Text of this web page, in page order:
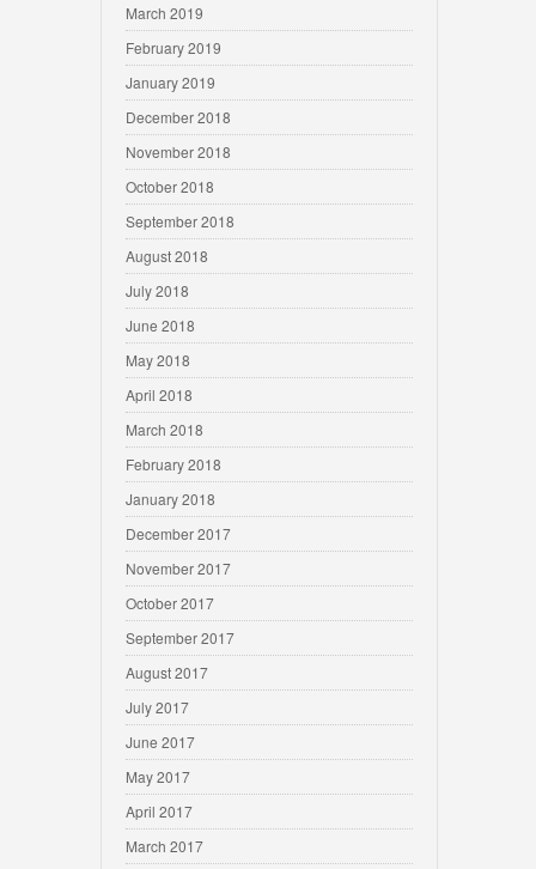
March 2019
February 2019
January 2019
December 2018
November 2018
October 2018
September 2018
August 2018
July 2018
June 2018
May 2018
April 2018
March 2018
February 2018
January 2018
December 2017
November 2017
October 2017
September 2017
August 2017
July 2017
June 2017
May 2017
April 2017
March 2017